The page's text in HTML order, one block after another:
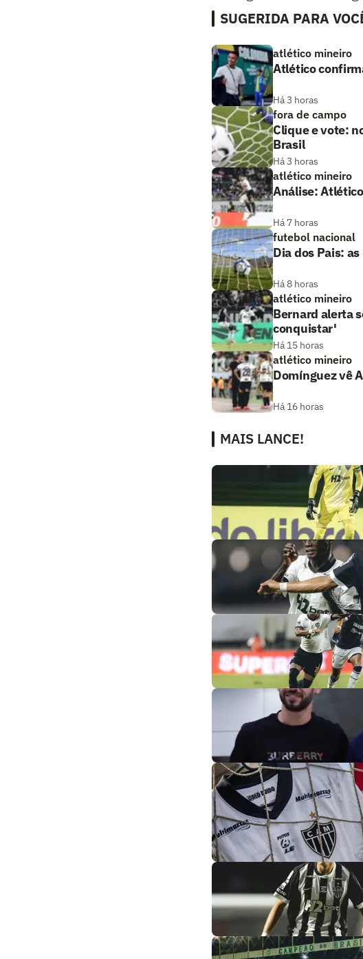
SUGERIDA PARA
atlético mineiro
Atlético
Há 3 horas
fora de campo
Clique e vote:
Brasil
Há 3 horas
atlético mineiro
Análise:
Há 7 horas
futebol nacional
Dia dos Pais:
Há 8 horas
atlético mineiro
Bernard alerta
conquistar'
Há 15 horas
atlético mineiro
Domínguez vê
Há 16 horas
MAIS LANCE!